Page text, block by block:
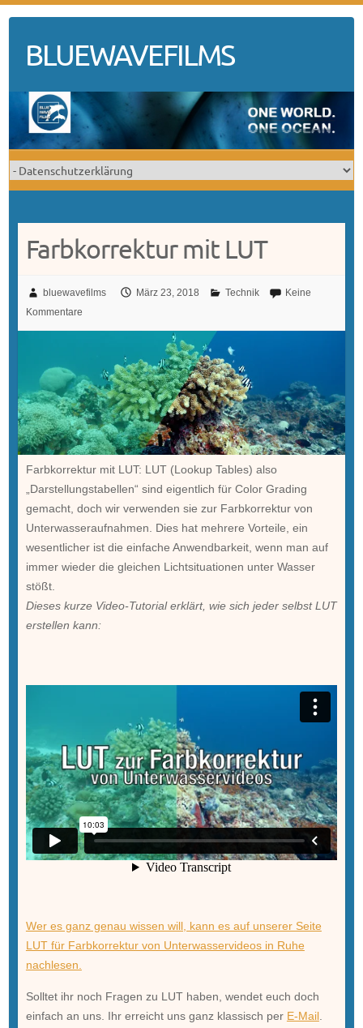
contentBLUEWAVEFILMS
Farbkorrektur mit LUT
bluewavefilms März 23, 2018 Technik
Keine
Kommentare
Farbkorrektur mit LUT: LUT (Lookup Tables) also
„Darstellungstabellen“ sind eigentlich für Color Grading
gemacht, doch wir verwenden sie zur Farbkorrektur von
Unterwasseraufnahmen. Dies hat mehrere Vorteile, ein
wesentlicher ist die einfache Anwendbarkeit, wenn man auf
immer wieder die gleichen Lichtsituationen unter Wasser
stößt.
Dieses kurze Video-Tutorial erklärt, wie sich jeder selbst LUT
erstellen kann:
Wer es ganz genau wissen will, kann es auf unserer Seite
LUT für Farbkorrektur von Unterwasservideos in Ruhe
nachlesen.
Solltet ihr noch Fragen zu LUT haben, wendet euch doch
einfach an uns. Ihr erreicht uns ganz klassisch per E-Mail.